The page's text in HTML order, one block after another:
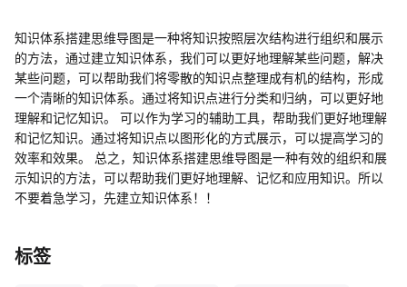
知识体系搭建思维导图是一种将知识按照层次结构进行组织和展示
的方法，通过建立知识体系，我们可以更好地理解某些问题，解决
某些问题，可以帮助我们将零散的知识点整理成有机的结构，形成
一个清晰的知识体系。通过将知识点进行分类和归纳，可以更好地
理解和记忆知识。 可以作为学习的辅助工具，帮助我们更好地理解
和记忆知识。通过将知识点以图形化的方式展示，可以提高学习的
效率和效果。 总之，知识体系搭建思维导图是一种有效的组织和展
示知识的方法，可以帮助我们更好地理解、记忆和应用知识。所以
不要着急学习，先建立知识体系！！
标签